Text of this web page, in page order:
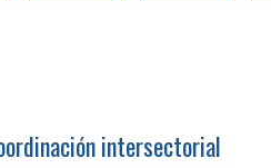
intersectorial